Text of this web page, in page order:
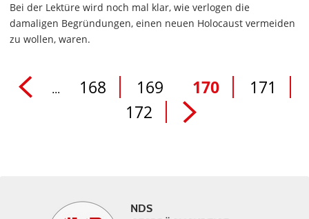
Bei der Lektüre wird noch mal klar, wie verlogen die
damaligen Begründungen, einen neuen Holocaust vermeiden
zu wollen, waren.
... 168 169 170
171
172
NDS